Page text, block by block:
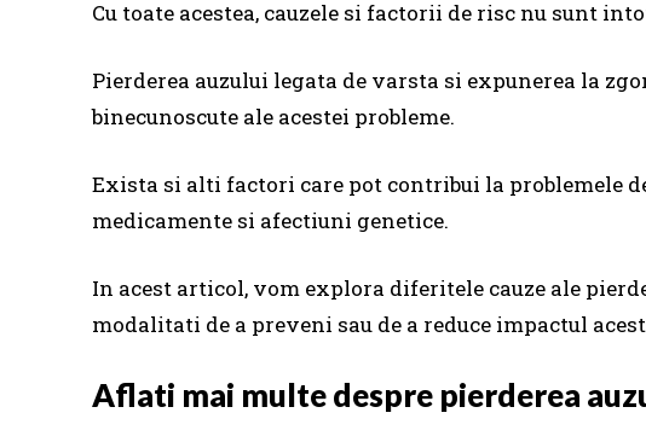
Cu toate acestea, cauzele si factorii de risc nu sunt
Pierderea auzului legata de varsta si expunerea la
binecunoscute ale acestei probleme.
Exista si alti factori care pot contribui la problemele
medicamente si afectiuni genetice.
In acest articol, vom explora diferitele cauze ale
modalitati de a preveni sau de a reduce impactul
Aflati mai multe despre pierderea